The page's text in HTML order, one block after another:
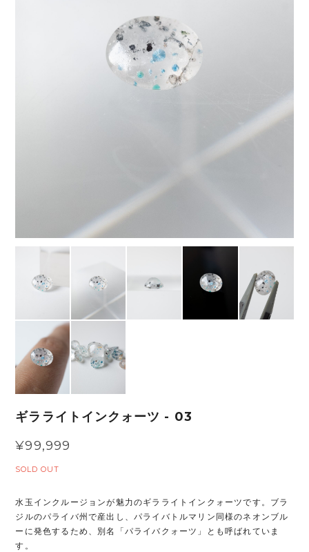
ギラライトインクォーツ - 03
¥99,999
SOLD OUT
水玉インクルージョンが魅力のギラライトインクォーツです。ブラ
ジルのパライバ州で産出し、パライバトルマリン同様のネオンブル
ーに発色するため、別名「パライバクォーツ」とも呼ばれていま
す。